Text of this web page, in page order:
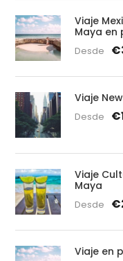
Viaje
Maya en
Desde
Viaje
Desde
Viaje
Maya
Desde
Viaje en